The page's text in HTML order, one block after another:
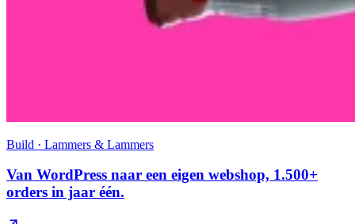
Build · Lammers & Lammers
Van WordPress naar een eigen webshop, 1.500+
orders in jaar één.